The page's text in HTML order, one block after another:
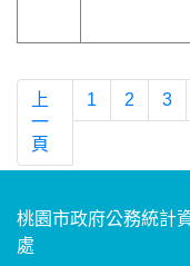
上
一
頁
1 2 3
桃園市政府公務統計
處